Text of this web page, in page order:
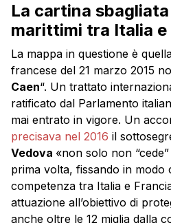
La cartina
marittimi tra Italia e
La mappa in questione è
francese del 21 marzo 2015
Caen“. Un trattato
ratificato dal Parlamento
mai entrato in vigore. Un
precisava nel 2016 il
Vedova «non solo non
prima volta, fissando in modo
competenza tra Italia e
attuazione all’obiettivo di
anche oltre le 12 miglia dalla